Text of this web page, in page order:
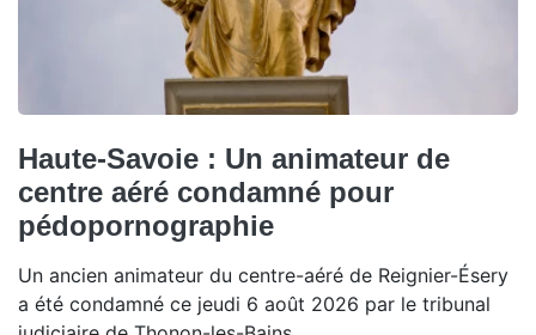
Haute-Savoie : Un animateur de
centre aéré condamné pour
pédopornographie
Un ancien animateur du centre-aéré de Reignier-Ésery
a été condamné ce jeudi 6 août 2026 par le tribunal